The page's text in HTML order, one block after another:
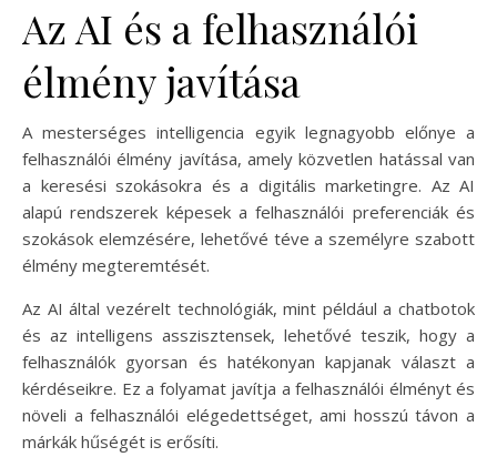
Az AI és a felhasználói
élmény javítása
A mesterséges intelligencia egyik legnagyobb előnye a
felhasználói élmény javítása, amely közvetlen hatással van
a keresési szokásokra és a digitális marketingre. Az AI
alapú rendszerek képesek a felhasználói preferenciák és
szokások elemzésére, lehetővé téve a személyre szabott
élmény megteremtését.
Az AI által vezérelt technológiák, mint például a chatbotok
és az intelligens asszisztensek, lehetővé teszik, hogy a
felhasználók gyorsan és hatékonyan kapjanak választ a
kérdéseikre. Ez a folyamat javítja a felhasználói élményt és
növeli a felhasználói elégedettséget, ami hosszú távon a
márkák hűségét is erősíti.